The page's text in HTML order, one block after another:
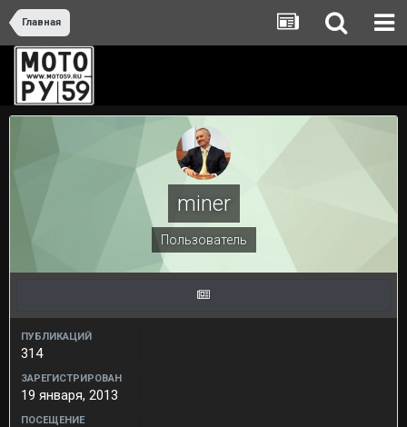
Главная
miner
Пользователь
ПУБЛИКАЦИЙ
314
ЗАРЕГИСТРИРОВАН
19 января, 2013
ПОСЕЩЕНИЕ